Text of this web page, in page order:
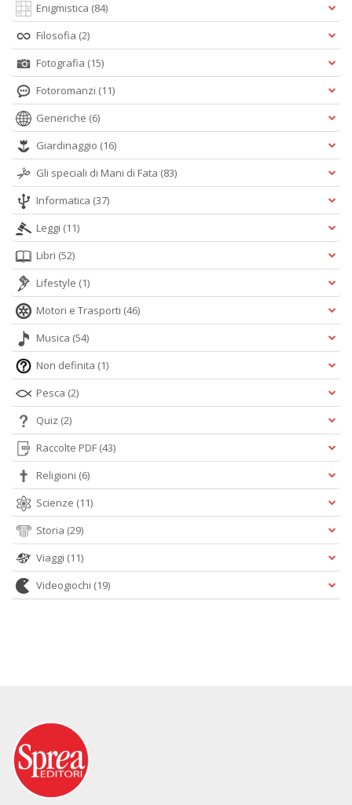
Enigmistica (84)
Filosofia (2)
Fotografia (15)
Fotoromanzi (11)
Generiche (6)
Giardinaggio (16)
Gli speciali di Mani di Fata (83)
Informatica (37)
Leggi (11)
Libri (52)
Lifestyle (1)
Motori e Trasporti (46)
Musica (54)
Non definita (1)
Pesca (2)
Quiz (2)
Raccolte PDF (43)
Religioni (6)
Scienze (11)
Storia (29)
Viaggi (11)
Videogiochi (19)